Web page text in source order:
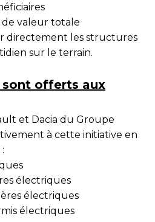
de valeur totale
directement les structures
sur le terrain.
sont offerts aux
et Dacia du Groupe
à cette initiative en
électriques
électriques
électriques